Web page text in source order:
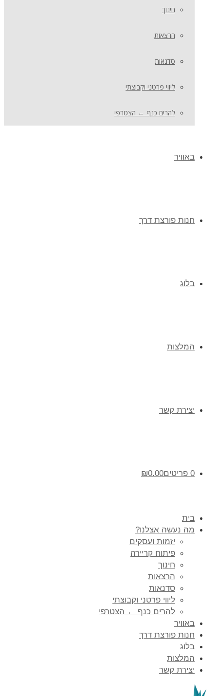
חינוך
הרצאות
סדנאות
ליווי פרטני וקבוצתי
להרים כנף ← הצטרפי
באוויר
חנות פורצת דרך
בלוג
המלצות
יצירת קשר
0 פריטים ₪0.00
בית
מה נעשה אצלנו?
יזמות ועסקים
פיתוח קריירה
חינוך
הרצאות
סדנאות
ליווי פרטני וקבוצתי
להרים כנף ← הצטרפי
באוויר
חנות פורצת דרך
בלוג
המלצות
יצירת קשר